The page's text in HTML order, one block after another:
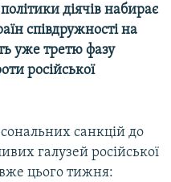
діячів набирає
співдружності на
уже третю фазу
російської
санкцій до
галузей російської
цього тижня: